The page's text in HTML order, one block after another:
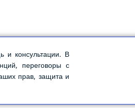
и консультации. В
переговоры с
прав, защита и